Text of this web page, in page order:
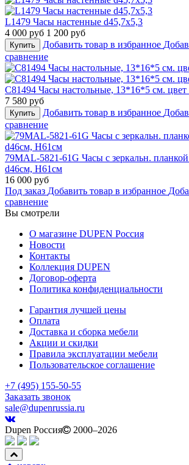
L1479 Часы настенные d45,7х5,3
4 000 руб 1 200 руб
Купить Добавить товар в избранное
сравнение
C81494 Часы настольные, 13*16*5 см. цвет
7 580 руб
Купить Добавить товар в избранное
сравнение
79MAL-5821-61G Часы с зеркальн. планкой
d46см, H61см
16 000 руб
Под заказ Добавить товар в избранное
сравнение
Вы смотрели
О магазине DUPEN Россия
Новости
Контакты
Коллекция DUPEN
Договор-оферта
Политика конфиденциальности
Гарантия лучшей цены
Оплата
Доставка и сборка мебели
Акции и скидки
Правила эксплуатации мебели
Пользовательское соглашение
+7 (495) 155-50-55
Заказать звонок
sale@dupenrussia.ru
Dupen Россия 2000–2026